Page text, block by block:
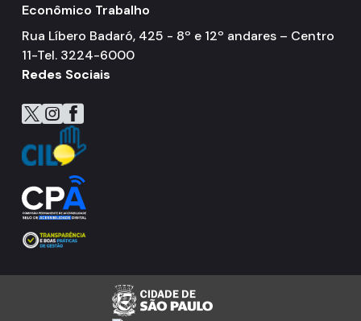
Econômico Trabalho
Rua Líbero Badaró, 425 - 8º e 12º andares – Centro
11-Tel. 3224-6000
Redes Sociais
Icone do X
Icone do Instagram
Icone do Facebook
Icone do Flickr